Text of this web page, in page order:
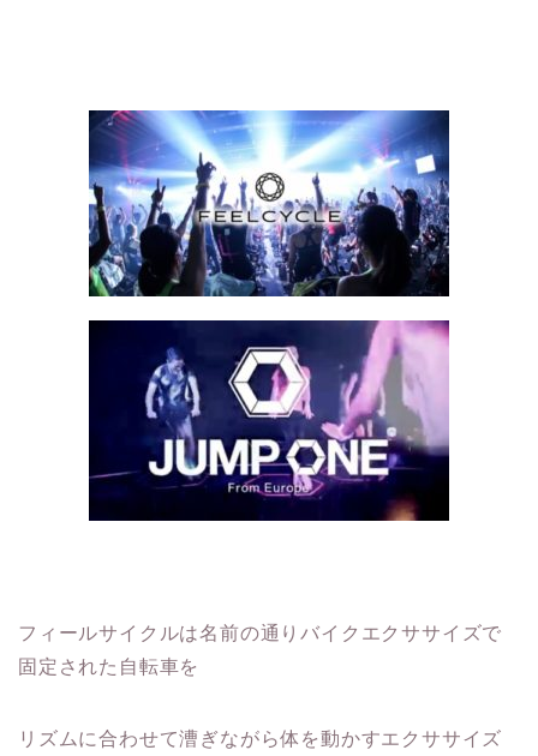
フィールサイクルは名前の通りバイクエクササイズで
固定された自転車を
リズムに合わせて漕ぎながら体を動かすエクササイズ